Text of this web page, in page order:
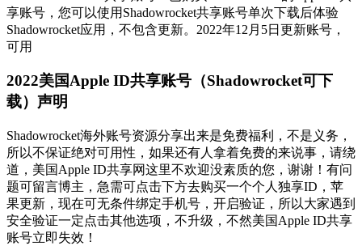
享账号，您可以使用Shadowrocket共享账号单次下载后体验
Shadowrocket应用，不包含更新。2022年12月5日更新账号，
可用
2022美国Apple ID共享账号（Shadowrocket可下
载）声明
Shadowrocket海外账号资源分享出来是免费福利，不是义务，
所以不保证绝对可用性，如果还有人拿着免费的来说事，请绕
道，美国Apple ID共享网这里不欢迎没素质的您，谢谢！有问
题可留言博主，急需可点击下方去购买一个个人独享ID，苹
果更新，现在可无条件绑定手机号，开启验证，所以大家遇到
安全验证一定点击其他选项，不升级，不然美国Apple ID共享
账号立即失效！